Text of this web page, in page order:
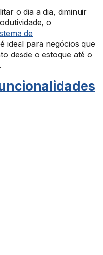
o dia a dia, diminuir
o
de
ideal para negócios que
desde o estoque até o